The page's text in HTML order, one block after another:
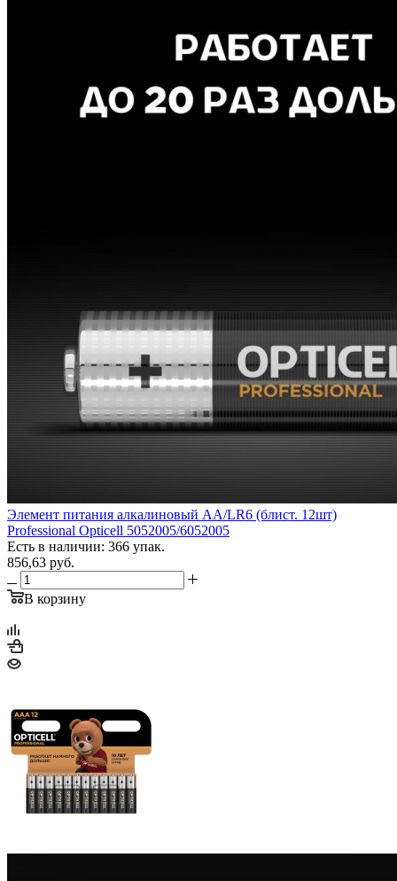
Элемент питания алкалиновый AA/LR6 (блист. 12шт)
Professional Opticell 5052005/6052005
Есть в наличии: 366 упак.
856,63 руб.
В корзину